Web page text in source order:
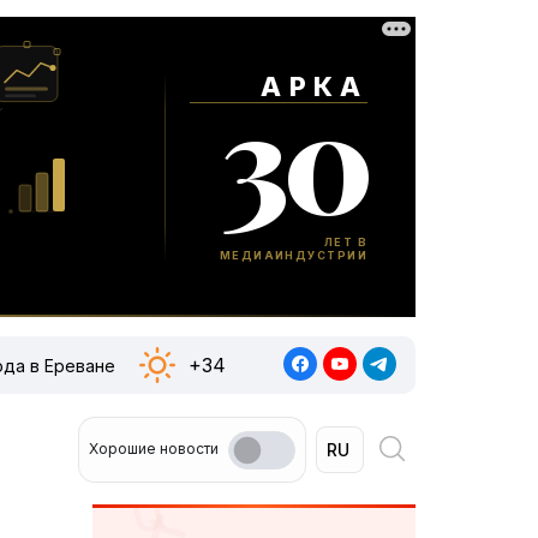
в Ереване +34
Хорошие новости